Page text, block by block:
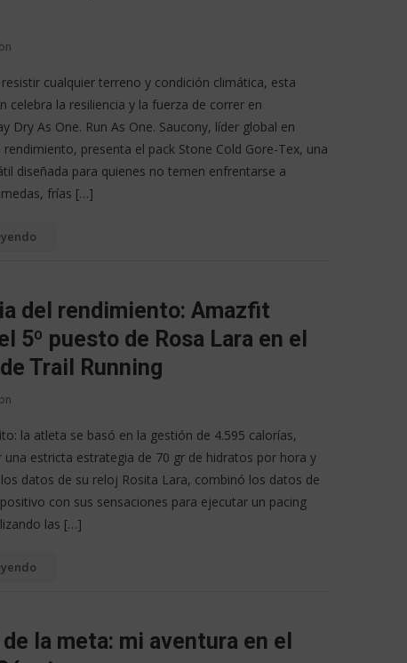
cualquier terreno y condición climática, esta
celebra la resiliencia y la fuerza de correr en
Dry As One. Run As One. Saucony, líder global en
presenta el pack Stone Cold Gore-Tex, una
diseñada para quienes no temen enfrentarse a
frías […]
del rendimiento: Amazfit
5º puesto de Rosa Lara en el
Trail Running
la atleta se basó en la gestión de 4.595 calorías,
una estricta estrategia de 70 gr de hidratos por hora y
datos de su reloj Rosita Lara, combinó los datos de
con sus sensaciones para ejecutar un pacing
las […]
la meta: mi aventura en el